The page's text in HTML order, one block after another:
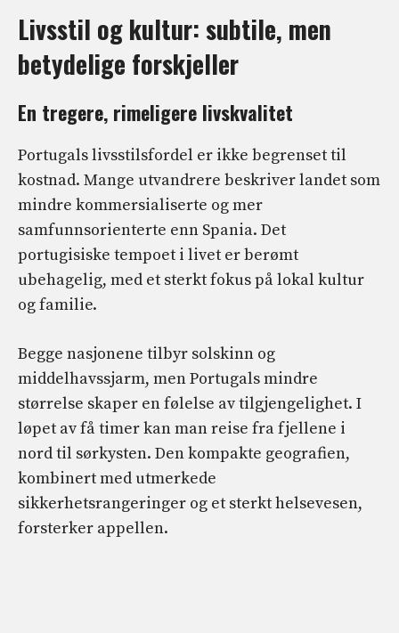
Livsstil og kultur: subtile, men
betydelige forskjeller
En tregere, rimeligere livskvalitet
Portugals livsstilsfordel er ikke begrenset til
kostnad. Mange utvandrere beskriver landet som
mindre kommersialiserte og mer
samfunnsorienterte enn Spania. Det
portugisiske tempoet i livet er berømt
ubehagelig, med et sterkt fokus på lokal kultur
og familie.
Begge nasjonene tilbyr solskinn og
middelhavssjarm, men Portugals mindre
størrelse skaper en følelse av tilgjengelighet. I
løpet av få timer kan man reise fra fjellene i
nord til sørkysten. Den kompakte geografien,
kombinert med utmerkede
sikkerhetsrangeringer og et sterkt helsevesen,
forsterker appellen.